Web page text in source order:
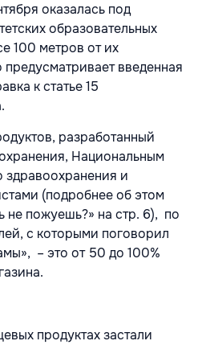
оказалась под
образовательных
100 метров от их
введенная
к статье 15
разработанный
Национальным
здравоохранения и
(подробнее об этом
не пожуешь?» на стр. 6), по
с которыми поговорил
– это от 50 до 100%
продуктах застали